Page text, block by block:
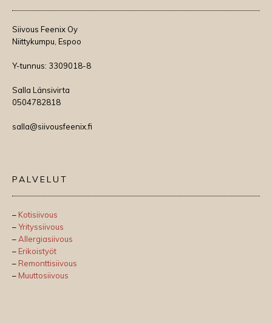
Siivous Feenix Oy
Niittykumpu, Espoo
Y-tunnus: 3309018-8
Salla Länsivirta
0504782818
salla@siivousfeenix.fi
PALVELUT
– Kotisiivous
–Yrityssiivous
–Allergiasiivous
– Erikoistyöt
– Remonttisiivous
– Muuttosiivous